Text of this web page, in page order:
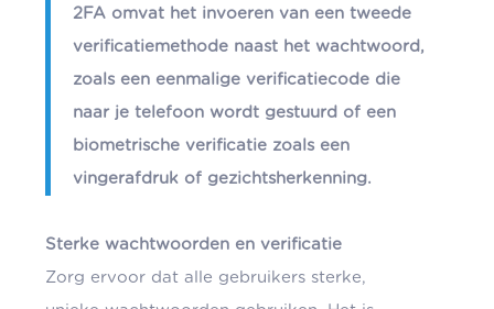
2FA omvat het invoeren van een tweede
verificatiemethode naast het wachtwoord,
zoals een eenmalige verificatiecode die
naar je telefoon wordt gestuurd of een
biometrische verificatie zoals een
vingerafdruk of gezichtsherkenning.
Sterke wachtwoorden en verificatie
Zorg ervoor dat alle gebruikers sterke,